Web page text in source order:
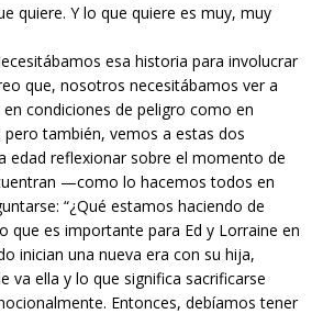
quiere. Y lo que quiere es muy, muy
esa historia para involucrar
que, nosotros necesitábamos ver a
condiciones de peligro como en
también, vemos a estas dos
edad reflexionar sobre el momento de
—como lo hacemos todos en
“¿Qué estamos haciendo de
que es importante para Ed y Lorraine en
inician una nueva era con su hija,
va ella y lo que significa sacrificarse
Entonces, debíamos tener